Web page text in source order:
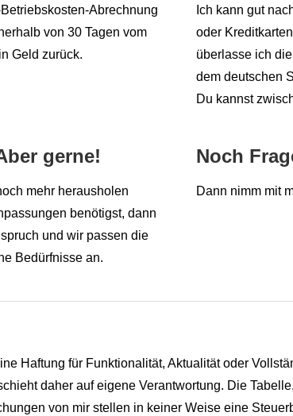
Abrechnung
von 30 Tagen vom
Geld zurück.
Ich kann gut
oder
überlasse ich
dem deutschen
Du kannst
gerne!
mehr herausholen
benötigst, dann
und wir passen die
Bedürfnisse an.
Noch
Dann nimm mit
Haftung für Funktionalität, Aktualität oder
daher auf eigene Verantwortung. Die
von mir stellen in keiner Weise eine